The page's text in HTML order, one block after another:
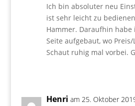
Ich bin absoluter neu
ist sehr leicht zu
Hammer. Daraufhin
Seite aufgebaut, wo
Schaut ruhig mal vorbei.
Henri am 25. Oktober